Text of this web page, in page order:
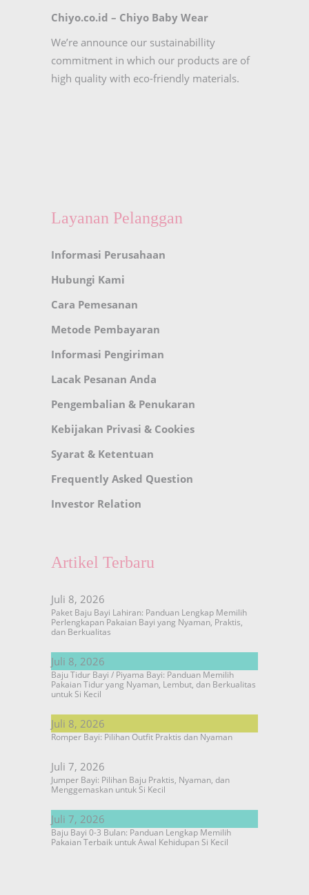
Chiyo.co.id – Chiyo Baby Wear
We’re announce our sustainabillity
commitment in which our products are of
high quality with eco-friendly materials.
Layanan Pelanggan
Informasi Perusahaan
Hubungi Kami
Cara Pemesanan
Metode Pembayaran
Informasi Pengiriman
Lacak Pesanan Anda
Pengembalian & Penukaran
Kebijakan Privasi & Cookies
Syarat & Ketentuan
Frequently Asked Question
Investor Relation
Artikel Terbaru
Juli 8, 2026
Paket Baju Bayi Lahiran: Panduan Lengkap Memilih
Perlengkapan Pakaian Bayi yang Nyaman, Praktis,
dan Berkualitas
Juli 8, 2026
Baju Tidur Bayi / Piyama Bayi: Panduan Memilih
Pakaian Tidur yang Nyaman, Lembut, dan Berkualitas
untuk Si Kecil
Juli 8, 2026
Romper Bayi: Pilihan Outfit Praktis dan Nyaman
Juli 7, 2026
Jumper Bayi: Pilihan Baju Praktis, Nyaman, dan
Menggemaskan untuk Si Kecil
Juli 7, 2026
Baju Bayi 0-3 Bulan: Panduan Lengkap Memilih
Pakaian Terbaik untuk Awal Kehidupan Si Kecil